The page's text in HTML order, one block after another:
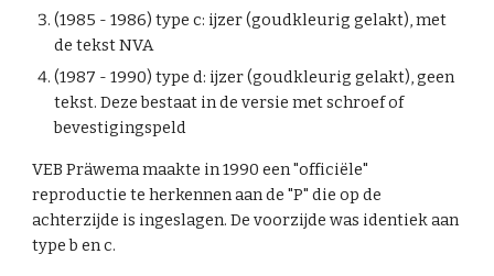
(1985 - 1986) type c: ijzer (goudkleurig gelakt), met
de tekst NVA
(1987 - 1990) type d: ijzer (goudkleurig gelakt), geen
tekst. Deze bestaat in de versie met schroef of
bevestigingspeld
VEB Präwema maakte in 1990 een "officiële"
reproductie te herkennen aan de "P" die op de
achterzijde is ingeslagen. De voorzijde was identiek aan
type b en c.